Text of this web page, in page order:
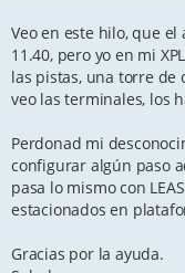
Veo en este hilo, que el
11.40, pero yo en mi
las pistas, una torre de
veo las terminales, los
Perdonad mi
configurar algún paso
pasa lo mismo con
estacionados en
Gracias por la ayuda.